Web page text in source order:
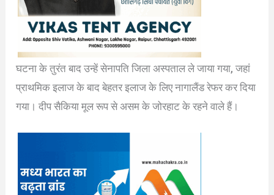
घटना के तुरंत बाद उन्हें सेनापति जिला अस्पताल ले जाया गया, जहां
प्राथमिक इलाज के बाद बेहतर इलाज के लिए नागालैंड रेफर कर दिया
गया। दीप सैकिया मूल रूप से असम के जोरहाट के रहने वाले हैं।